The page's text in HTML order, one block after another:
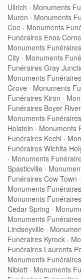
Ullrich · Monuments
Muren · Monuments
Coe · Monuments
Funéraires Enos
Monuments
City · Monuments
Funéraires Gray
Monuments
Grove · Monuments
Funéraires Kiron ·
Funéraires Boyer River
Monuments
Holstein · Monuments
Funéraires Kechi ·
Funéraires Wichita
· Monuments
Spasticville ·
Funéraires Cow Town ·
Monuments
Monuments
Cedar Spring ·
Monuments
Lindseyville ·
Funéraires Kyrock ·
Funéraires Laurents
Monuments
Niblett · Monuments